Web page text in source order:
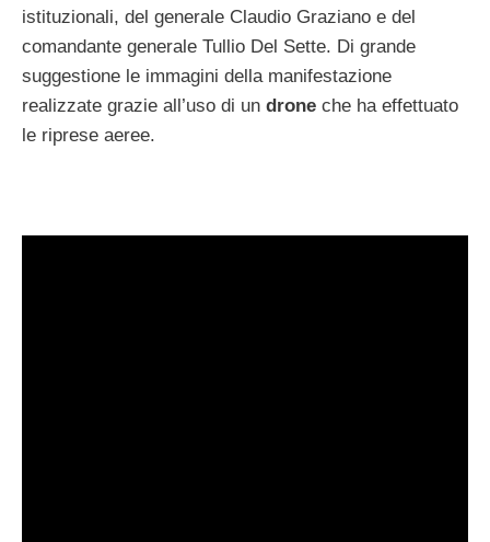
istituzionali, del generale Claudio Graziano e del
comandante generale Tullio Del Sette. Di grande
suggestione le immagini della manifestazione
realizzate grazie all’uso di un drone che ha effettuato
le riprese aeree.